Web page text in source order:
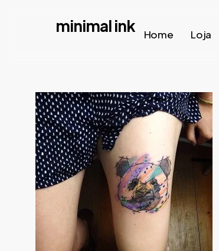
minimal ink Home Loja